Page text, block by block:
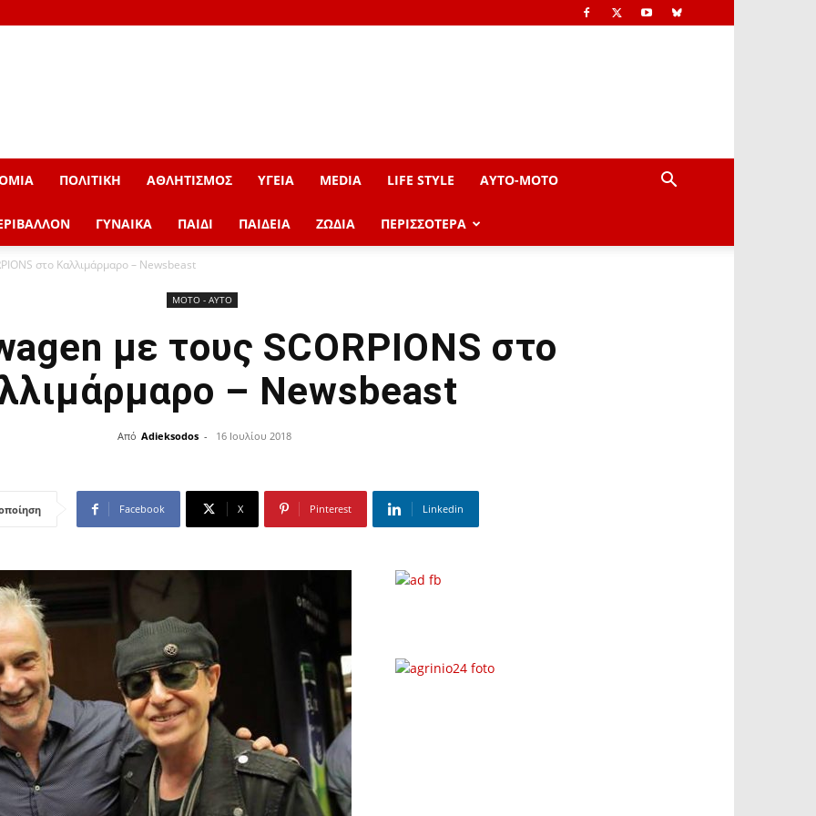
ΠΟΛΙΤΙΚΗ ΑΘΛΗΤΙΣΜΟΣ ΥΓΕΙΑ MEDIA LIFE STYLE AYTO-ΜOTO
ΓΥΝΑΙΚΑ ΠΑΙΔΙ ΠΑΙΔΕΙΑ ΖΩΔΙΑ ΠΕΡΙΣΣΟΤΕΡΑ
στο Καλλιμάρμαρο – Newsbeast
ΜOTO - AYTO
με τους SCORPIONS στο
– Newsbeast
Από Adieksodos - 16 Ιουλίου 2018
Facebook X Pinterest Linkedin